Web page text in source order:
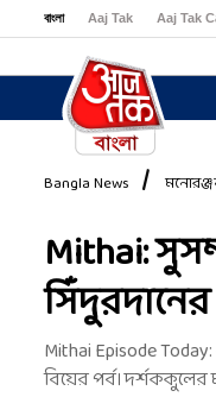
বাংলা Aaj Tak Aaj Tak
Bangla News
Mithai:
Mithai Episode
বিয়ের পর্ব। দর্শককুলের